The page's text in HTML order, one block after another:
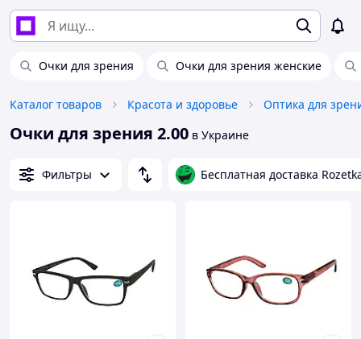
Очки для зрения Очки для зрения женские
Каталог товаров Красота и здоровье Оптика для
Очки для зрения 2.00 в Украине
Фильтры Бесплатная доставка